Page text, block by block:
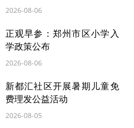
2026-08-06
正观早参：郑州市区小学入
学政策公布
2026-08-06
新都汇社区开展暑期儿童免
费理发公益活动
2026-08-05